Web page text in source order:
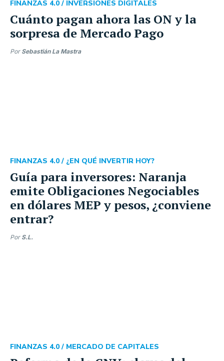
Cuánto pagan ahora las ON y la
sorpresa de Mercado Pago
FINANZAS 4.0 / INVERSIONES DIGITALES
Por Sebastián La Mastra
Guía para inversores: Naranja
emite Obligaciones Negociables
en dólares MEP y pesos, ¿conviene
entrar?
FINANZAS 4.0 / ¿EN QUÉ INVERTIR HOY?
Por S.L.
FINANZAS 4.0 / MERCADO DE CAPITALES